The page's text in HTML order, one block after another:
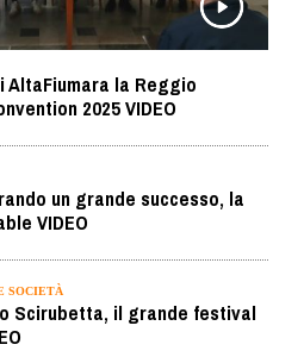
la Reggio
2025 VIDEO
un grande successo, la
VIDEO
SOCIETÀ
Scirubetta, il grande festival